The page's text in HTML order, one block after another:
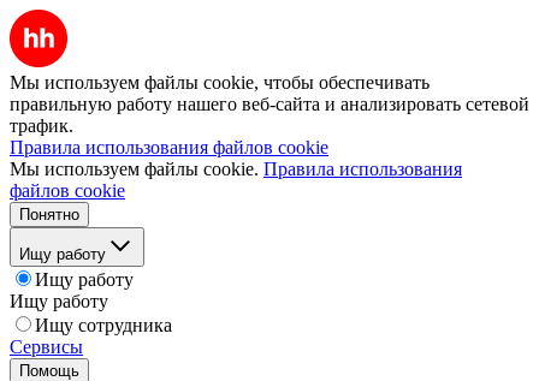
Мы используем файлы cookie, чтобы обеспечивать
правильную работу нашего веб-сайта и анализировать сетевой
трафик.
Правила использования файлов cookie
Мы используем файлы cookie. Правила использования
файлов cookie
Понятно
Ищу работу
Ищу работу
Ищу работу
Ищу сотрудника
Сервисы
Помощь